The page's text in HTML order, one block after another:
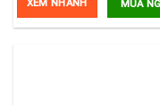
MUA
XEM NHANH